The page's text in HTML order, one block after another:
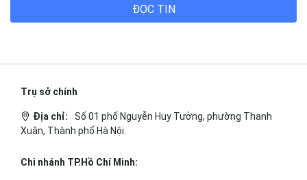
ĐỌC TIN
Trụ sở chính
Địa chỉ:
Số 01 phố Nguyễn Huy Tưởng, phường Thanh
Xuân, Thành phố Hà Nội.
Chi nhánh TP.Hồ Chí Minh: